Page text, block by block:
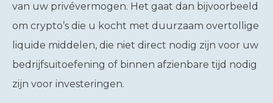
van uw privévermogen. Het gaat dan bijvoorbeeld
om crypto’s die u kocht met duurzaam overtollige
liquide middelen, die niet direct nodig zijn voor uw
bedrijfsuitoefening of binnen afzienbare tijd nodig
zijn voor investeringen.